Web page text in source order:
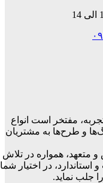
مفتخر است انواع
و طرح‌ها به مشتریان
متعهد، همواره در تلاش
در اختیار شما
جلب نماید.